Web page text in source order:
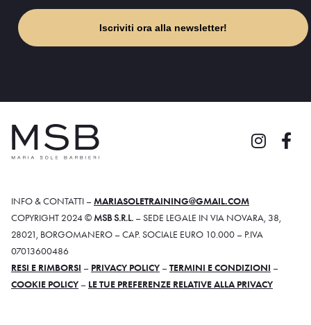
Iscriviti ora alla newsletter!
INFO & CONTATTI –MARIASOLETRAINING@GMAIL.COM
COPYRIGHT 2024 © MSB S.R.L. – SEDE LEGALE IN VIA NOVARA, 38,
28021, BORGOMANERO – CAP. SOCIALE EURO 10.000 – P.IVA
07013600486
RESI E RIMBORSI – PRIVACY POLICY –TERMINI E CONDIZIONI –
COOKIE POLICY – LE TUE PREFERENZE RELATIVE ALLA PRIVACY